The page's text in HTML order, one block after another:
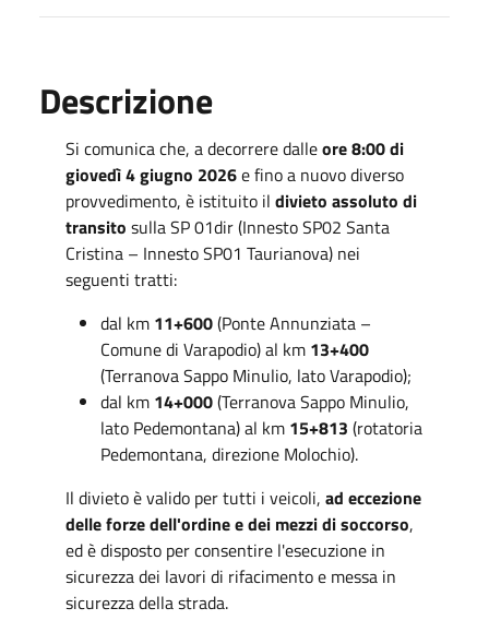
Descrizione
Si comunica che, a decorrere dalleore 8:00 di
giovedì 4 giugno 2026e fino a nuovo diverso
provvedimento, è istituito il divieto assoluto di
transito sulla SP 01dir (Innesto SP02 Santa
Cristina – Innesto SP01 Taurianova) nei
seguenti tratti:
dal km 11+600(Ponte Annunziata –
Comune di Varapodio) al km 13+400
(Terranova Sappo Minulio, lato Varapodio);
dal km 14+000(Terranova Sappo Minulio,
lato Pedemontana) al km 15+813 (rotatoria
Pedemontana, direzione Molochio).
Il divieto è valido per tutti i veicoli, ad eccezione
delle forze dell'ordine e dei mezzi di soccorso,
ed è disposto per consentire l'esecuzione in
sicurezza dei lavori di rifacimento e messa in
sicurezza della strada.